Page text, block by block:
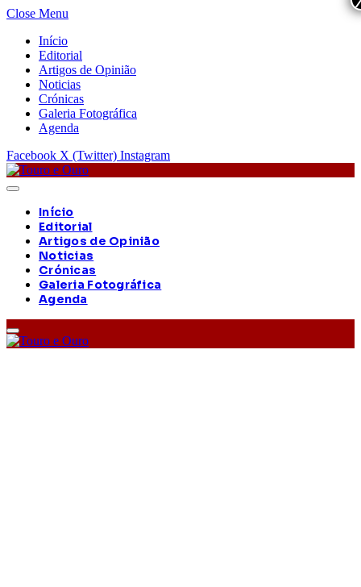
Close Menu
Início
Editorial
Artigos de Opinião
Noticias
Crónicas
Galeria Fotográfica
Agenda
Facebook X (Twitter) Instagram
Início
Editorial
Artigos de Opinião
Noticias
Crónicas
Galeria Fotográfica
Agenda